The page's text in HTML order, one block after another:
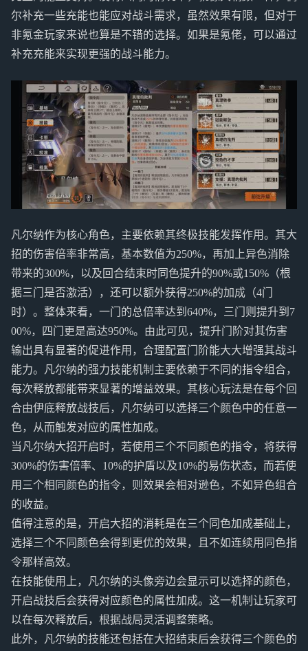
尔补充一些充能也能应对战斗需求，虽然效果有限，但对于
非氪金玩家来说也算是不错的选择。如果是氪佬，可以通过
补充充能来实现更强的战斗能力。
凡尔纳作为核心角色，主要依赖其终极技能发挥作用。其大
招的伤害倍率非常高，基本数值为250%，再加上异色消除
带来的300%，以及回合结束时同色提升的90%或150%（根
据三门是否激活），还可以额外获得250%的加成（4门
时）。整体来看，一门的总倍率达到640%，三门则提升到7
00%，四门更是高达950%。由此可见，提升门阶对其伤害
输出具有显著的促进作用，合理配置门阶能大大增强其战斗
能力。凡尔纳的强力技能机制主要依赖于不同的指令组合，
每次释放都能带来显著的增益效果。其核心玩法是在每个回
合由伊底释放战技后，凡尔纳可以选择三个颜色中的任意一
色，从而触发对应的属性加成。
当凡尔纳大招开启时，若使用三个不同颜色的指令，将获得
300%的伤害倍率、10%的护盾以及10%的易伤状态，而若使
用三个相同颜色的指令，则效果会相对逊色，不如异色组合
的收益。
值得注意的是，开启大招的消耗是在三个同色加成基础上，
选择三个不同颜色会得到更优的效果，且不如连续用同色指
令那样高效。
在技能使用上，凡尔纳的头像旁边会显示可以选择的颜色，
开启战技后会获得对应颜色的属性加成。这一机制让玩家可
以在每次释放后，根据战局灵活调整策略。
此外，凡尔纳的技能还包括在大招结束后会获得三个颜色的